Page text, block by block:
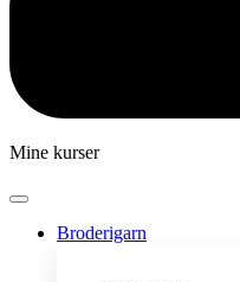
Mine kurser
Broderigarn